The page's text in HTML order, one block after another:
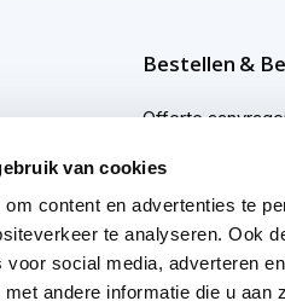
van cookies
content en advertenties te
te analyseren. Ook
voor social media, adverteren
andere informatie die u
Bestellen &
Offerte
Bestellen
Afwijkende